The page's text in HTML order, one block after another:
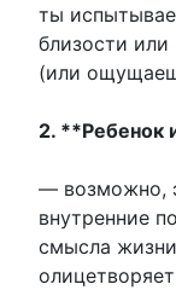
ты
близости или
(или
2. **Ребенок
— возможно,
внутренние
смысла